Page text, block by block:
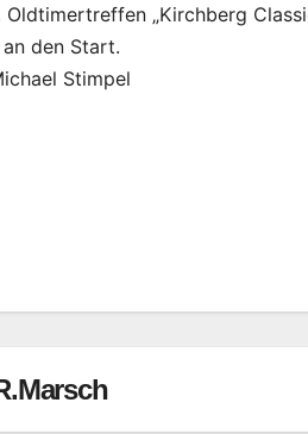
Oldtimertreffen „Kirchberg
den Start.
Stimpel